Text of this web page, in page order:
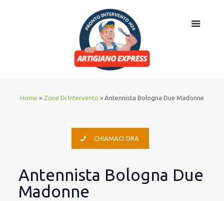
Home » Zone Di Intervento » Antennista Bologna Due Madonne
CHIAMACI ORA
Antennista Bologna Due
Madonne